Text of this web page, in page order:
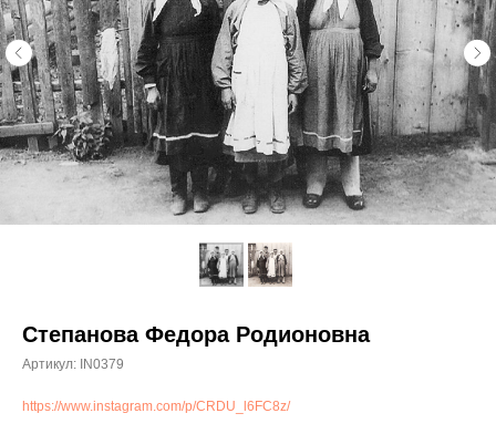
Степанова Федора Родионовна
Артикул: IN0379
https://www.instagram.com/p/CRDU_l6FC8z/